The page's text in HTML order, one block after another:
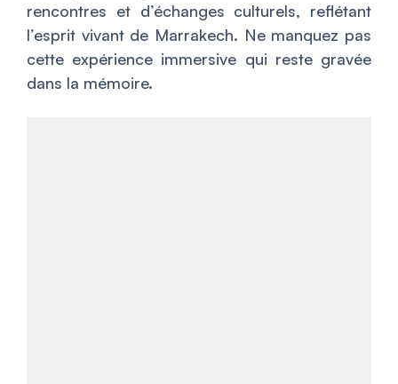
rencontres et d’échanges culturels, reflétant
l’esprit vivant de Marrakech. Ne manquez pas
cette expérience immersive qui reste gravée
dans la mémoire.